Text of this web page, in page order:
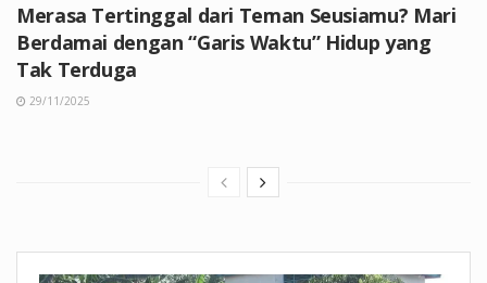
Merasa Tertinggal dari Teman Seusiamu? Mari
Berdamai dengan “Garis Waktu” Hidup yang
Tak Terduga
29/11/2025